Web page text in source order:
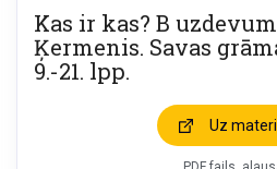
Kas ir kas? B
Ķermenis. Savas
9.-21. lpp.
Uz